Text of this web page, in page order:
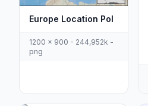
Europe Location Pol
1200 x 900 - 244,952k -
png